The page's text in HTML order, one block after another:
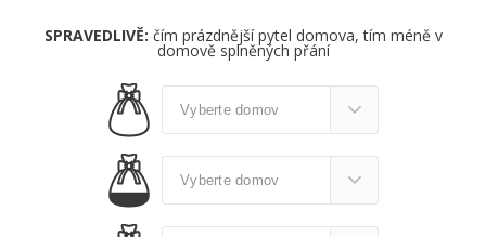
SPRAVEDLIVĚ: čím prázdnější pytel domova, tím méně v
domově splněných přání